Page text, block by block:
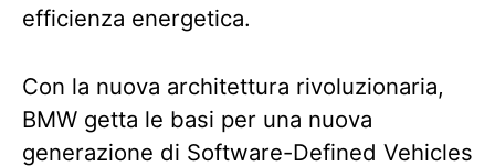
efficienza energetica.
Con la nuova architettura rivoluzionaria,
BMW getta le basi per una nuova
generazione di Software-Defined Vehicles